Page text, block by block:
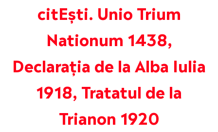
citEști. Unio Trium
Nationum 1438,
Declarația de la Alba Iulia
1918, Tratatul de la
Trianon 1920